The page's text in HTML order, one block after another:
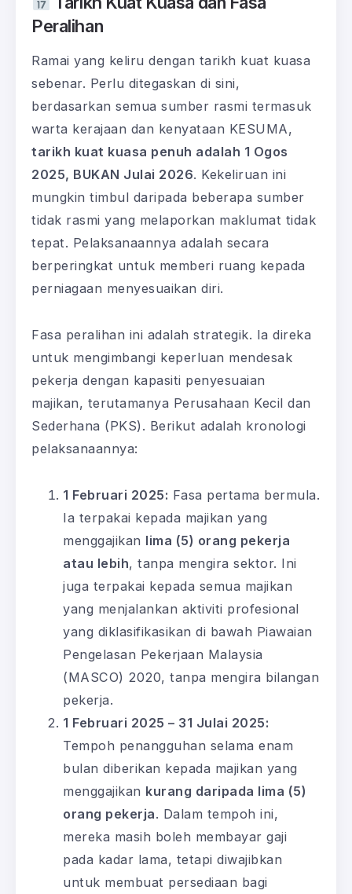
Peralihan
Ramai yang keliru dengan tarikh kuat kuasa
sebenar. Perlu ditegaskan di sini,
berdasarkan semua sumber rasmi termasuk
warta kerajaan dan kenyataan KESUMA,
tarikh kuat kuasa penuh adalah 1 Ogos
2025, BUKAN Julai 2026. Kekeliruan ini
mungkin timbul daripada beberapa sumber
tidak rasmi yang melaporkan maklumat tidak
tepat. Pelaksanaannya adalah secara
berperingkat untuk memberi ruang kepada
perniagaan menyesuaikan diri.
Fasa peralihan ini adalah strategik. Ia direka
untuk mengimbangi keperluan mendesak
pekerja dengan kapasiti penyesuaian
majikan, terutamanya Perusahaan Kecil dan
Sederhana (PKS). Berikut adalah kronologi
pelaksanaannya:
1 Februari 2025: Fasa pertama bermula.
Ia terpakai kepada majikan yang
menggajikan lima (5) orang pekerja
atau lebih, tanpa mengira sektor. Ini
juga terpakai kepada semua majikan
yang menjalankan aktiviti profesional
yang diklasifikasikan di bawah Piawaian
Pengelasan Pekerjaan Malaysia
(MASCO) 2020, tanpa mengira bilangan
pekerja.
1 Februari 2025 – 31 Julai 2025:
Tempoh penangguhan selama enam
bulan diberikan kepada majikan yang
menggajikan kurang daripada lima (5)
orang pekerja. Dalam tempoh ini,
mereka masih boleh membayar gaji
pada kadar lama, tetapi diwajibkan
untuk membuat persediaan bagi